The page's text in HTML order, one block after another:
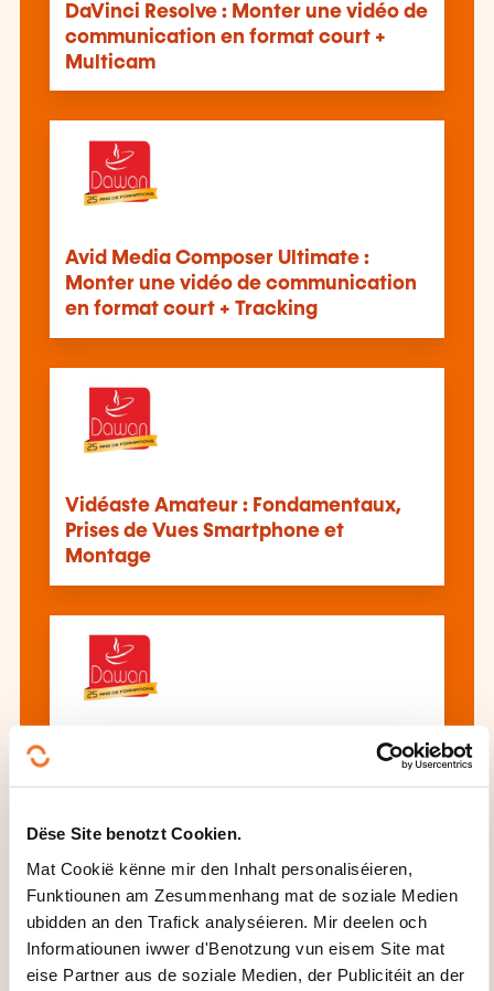
Dëse Site benotzt Cookien.
Mat Cookië kënne mir den Inhalt personaliséieren,
Funktiounen am Zesummenhang mat de soziale Medien
ubidden an den Trafick analyséieren. Mir deelen och
Informatiounen iwwer d'Benotzung vun eisem Site mat
eise Partner aus de soziale Medien, der Publicitéit an der
DaVinci Resolve : Monter une vidéo de
communication en format court +
Multicam
Avid Media Composer Ultimate :
Monter une vidéo de communication
en format court + Tracking
Vidéaste Amateur : Fondamentaux,
Prises de Vues Smartphone et
Montage
All d'Formatioune gesinn
Dës aner Formatioune kéinten Iech och
interesséieren: